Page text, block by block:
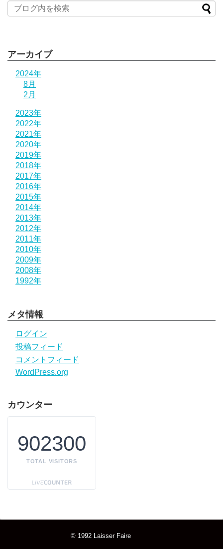
アーカイブ
2024年
8月
2月
2023年
2022年
2021年
2020年
2019年
2018年
2017年
2016年
2015年
2014年
2013年
2012年
2011年
2010年
2009年
2008年
1992年
メタ情報
ログイン
投稿フィード
コメントフィード
WordPress.org
カウンター
902300
TOTAL VISITORS
© 1992 Laisser Faire